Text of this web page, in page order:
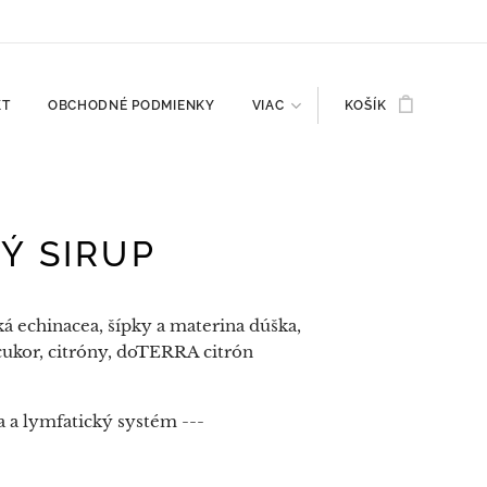
OBCHODNÉ PODMIENKY VIAC KOŠÍK
SIRUP
echinacea, šípky a materina dúška,
citróny, doTERRA citrón
a lymfatický systém ---